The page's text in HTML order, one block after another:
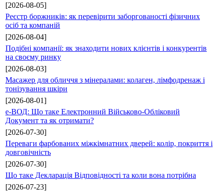
[2026-08-05]
Реєстр боржників: як перевірити заборгованості фізичних
осіб та компаній
[2026-08-04]
Подібні компанії: як знаходити нових клієнтів і конкурентів
на своєму ринку
[2026-08-03]
Масажер для обличчя з мінералами: колаген, лімфодренаж і
тонізування шкіри
[2026-08-01]
е-ВОД: Що таке Електронний Військово-Обліковий
Документ та як отримати?
[2026-07-30]
Переваги фарбованих міжкімнатних дверей: колір, покриття і
довговічність
[2026-07-30]
Що таке Декларація Відповідності та коли вона потрібна
[2026-07-23]